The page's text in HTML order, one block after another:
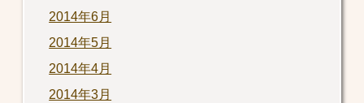
2014年6月
2014年5月
2014年4月
2014年3月